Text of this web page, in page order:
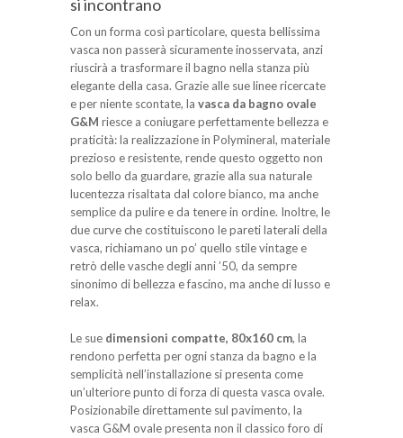
si incontrano
Con un forma così particolare, questa bellissima
vasca non passerà sicuramente inosservata, anzi
riuscirà a trasformare il bagno nella stanza più
elegante della casa. Grazie alle sue linee ricercate
e per niente scontate, la vasca da bagno ovale
G&M riesce a coniugare perfettamente bellezza e
praticità: la realizzazione in Polymineral, materiale
prezioso e resistente, rende questo oggetto non
solo bello da guardare, grazie alla sua naturale
lucentezza risaltata dal colore bianco, ma anche
semplice da pulire e da tenere in ordine. Inoltre, le
due curve che costituiscono le pareti laterali della
vasca, richiamano un po’ quello stile vintage e
retrò delle vasche degli anni ’50, da sempre
sinonimo di bellezza e fascino, ma anche di lusso e
relax.
Le sue dimensioni compatte, 80x160 cm, la
rendono perfetta per ogni stanza da bagno e la
semplicità nell’installazione si presenta come
un’ulteriore punto di forza di questa vasca ovale.
Posizionabile direttamente sul pavimento, la
vasca G&M ovale presenta non il classico foro di